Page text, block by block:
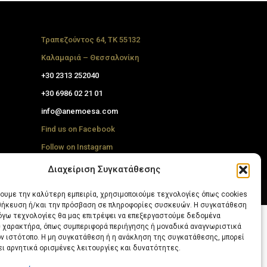
Διαχείριση Συγκατάθεσης
την καλύτερη εμπειρία, χρησιμοποιούμε τεχνολογίες όπως cookies
ή/και την πρόσβαση σε πληροφορίες συσκευών. Η συγκατάθεση
τεχνολογίες θα μας επιτρέψει να επεξεργαστούμε δεδομένα
όπως συμπεριφορά περιήγησης ή μοναδικά αναγνωριστικά
ιστότοπο. Η μη συγκατάθεση ή η ανάκληση της συγκατάθεσης, μπορεί
αρνητικά ορισμένες λειτουργίες και δυνατότητες.
Τραπεζούντος 64, ΤΚ 55132
Καλαμαριά – Θεσσαλονίκη
+30 2313 252040
+30 6986 02 21 01
info@anemoesa.com
Find us on Facebook
Follow on Instagram